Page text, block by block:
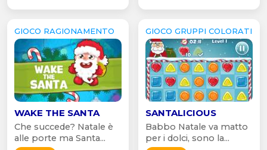
GIOCO RAGIONAMENTO
WAKE THE SANTA
Che succede? Natale è
alle porte ma Santa...
GIOCO GRUPPI COLORATI
SANTALICIOUS
Babbo Natale va matto
per i dolci, sono la...